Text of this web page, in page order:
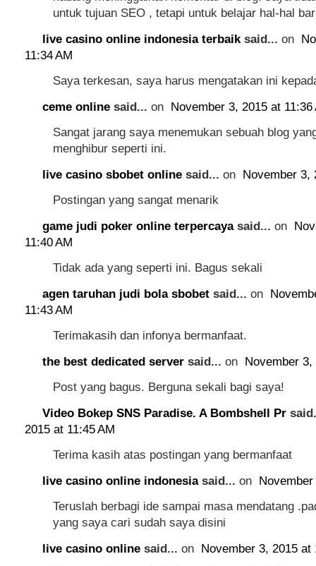
untuk tujuan SEO , tetapi untuk belajar hal-hal
live casino online indonesia terbaik said... on
11:34 AM
Saya terkesan, saya harus mengatakan ini
ceme online said... on November 3, 2015 at 11:36
Sangat jarang saya menemukan sebuah blog
menghibur seperti ini.
live casino sbobet online said... on November 3,
Postingan yang sangat menarik
game judi poker online terpercayasaid... on
11:40 AM
Tidak ada yang seperti ini. Bagus sekali
agen taruhan judi bola sbobet said... on
11:43 AM
Terimakasih dan infonya bermanfaat.
the best dedicated server said... on November 3,
Post yang bagus. Berguna sekali bagi saya!
Video Bokep SNS Paradise. A Bombshell Pr
2015 at 11:45 AM
Terima kasih atas postingan yang bermanfaat
live casino online indonesiasaid... on
Teruslah berbagi ide sampai masa mendatang
yang saya cari sudah saya disini
live casino online said... on November 3, 2015 at